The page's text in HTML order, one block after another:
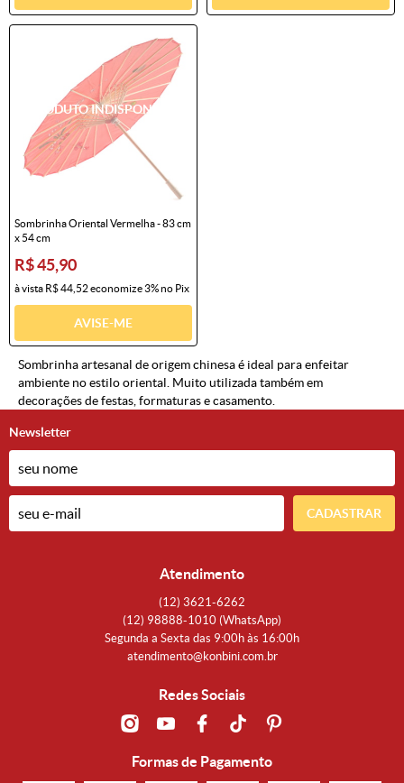
Sombrinha Oriental Vermelha - 83 cm
x 54 cm
R$ 45,90
à vista R$ 44,52economize3%no Pix
AVISE-ME
Sombrinha artesanal de origem chinesa é ideal para enfeitar
ambiente no estilo oriental. Muito utilizada também em
decorações de festas, formaturas e casamento.
Newsletter
CADASTRAR
Atendimento
(12) 3621-6262
(12) 98888-1010 (WhatsApp)
Segunda a Sexta das 9:00h às 16:00h
atendimento@konbini.com.br
Redes Sociais
Formas de Pagamento